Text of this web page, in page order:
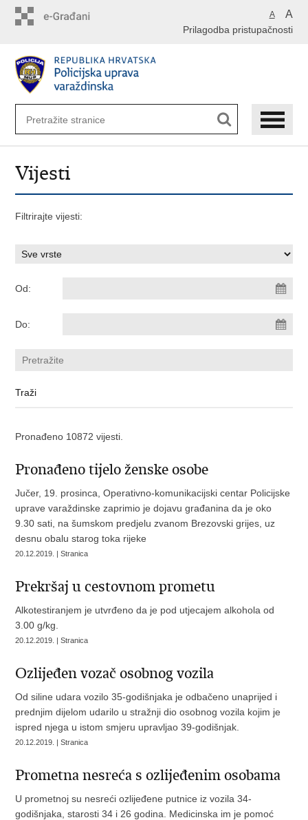
A A
Prilagodba pristupačnosti
Vijesti
Filtrirajte vijesti:
Od:
Do:
Pronađeno 10872 vijesti.
Pronađeno tijelo ženske osobe
Jučer, 19. prosinca, Operativno-komunikacijski centar Policijske
uprave varaždinske zaprimio je dojavu građanina da je oko
9.30 sati, na šumskom predjelu zvanom Brezovski grijes, uz
desnu obalu starog toka rijeke
20.12.2019. | Stranica
Prekršaj u cestovnom prometu
Alkotestiranjem je utvrđeno da je pod utjecajem alkohola od
3.00 g/kg.
20.12.2019. | Stranica
Ozlijeđen vozač osobnog vozila
Od siline udara vozilo 35-godišnjaka je odbačeno unaprijed i
prednjim dijelom udarilo u stražnji dio osobnog vozila kojim je
ispred njega u istom smjeru upravljao 39-godišnjak.
20.12.2019. | Stranica
Prometna nesreća s ozlijeđenim osobama
U prometnoj su nesreći ozlijeđene putnice iz vozila 34-
godišnjaka, starosti 34 i 26 godina. Medicinska im je pomoć